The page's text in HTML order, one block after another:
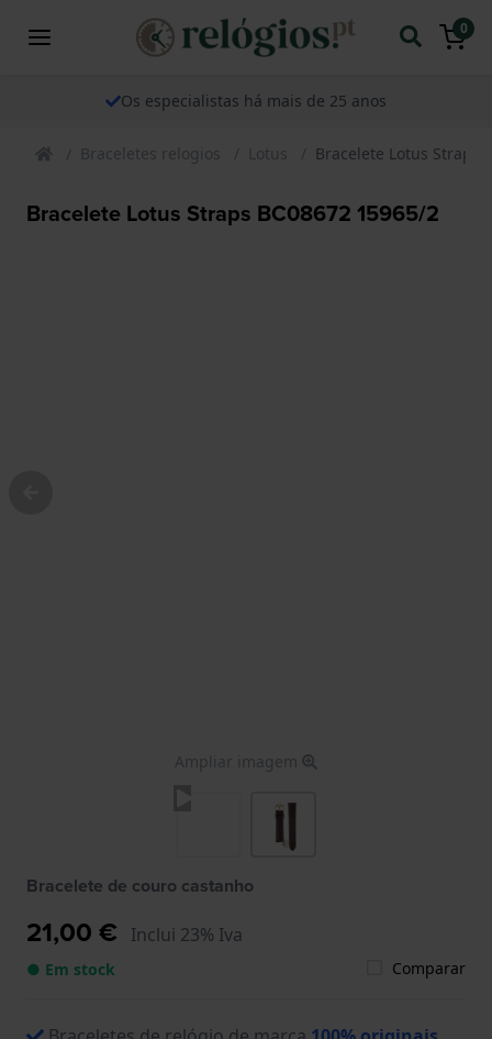
0
Os especialistas há mais de 25 anos
Braceletes relogios Lotus Bracelete Lotus Straps
Bracelete Lotus Straps BC08672 15965/2
Ampliar imagem
Bracelete de couro castanho
21,00 € Inclui 23% Iva
● Em stock Comparar